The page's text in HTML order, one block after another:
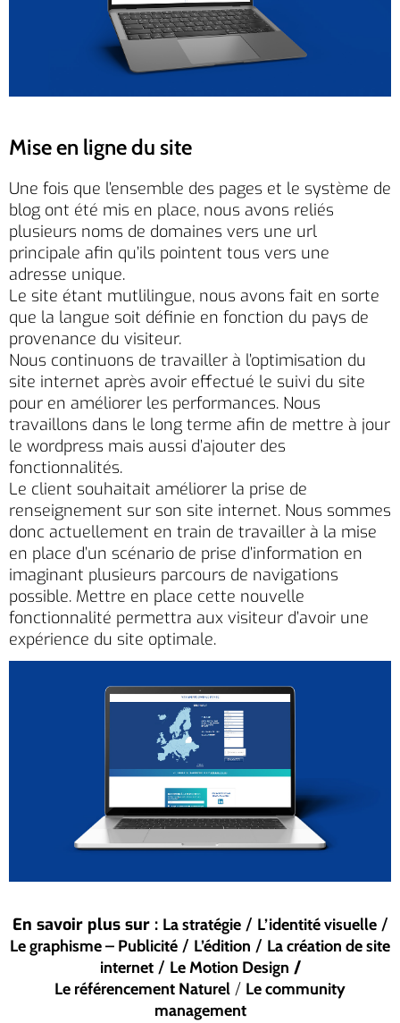
Mise en ligne du site
Une fois que l’ensemble des pages et le système de
blog ont été mis en place, nous avons reliés
plusieurs noms de domaines vers une url
principale afin qu’ils pointent tous vers une
adresse unique.
Le site étant mutlilingue, nous avons fait en sorte
que la langue soit définie en fonction du pays de
provenance du visiteur.
Nous continuons de travailler à l’optimisation du
site internet après avoir effectué le suivi du site
pour en améliorer les performances. Nous
travaillons dans le long terme afin de mettre à jour
le wordpress mais aussi d’ajouter des
fonctionnalités.
Le client souhaitait améliorer la prise de
renseignement sur son site internet. Nous sommes
donc actuellement en train de travailler à la mise
en place d’un scénario de prise d’information en
imaginant plusieurs parcours de navigations
possible. Mettre en place cette nouvelle
fonctionnalité permettra aux visiteur d’avoir une
expérience du site optimale.
En savoir plus sur : La stratégie/ L’identité visuelle/
Le graphisme – Publicité / L’édition / La création de site
internet/ Le Motion Design /
Le référencement Naturel / Le community
management